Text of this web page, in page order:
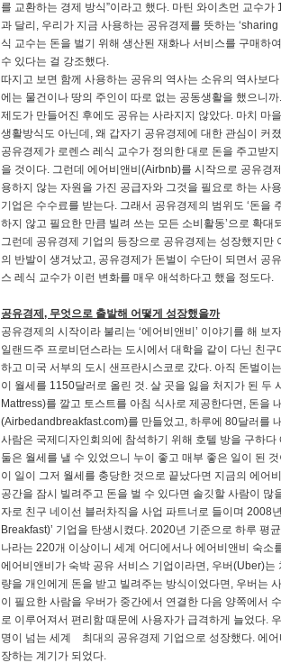
를 교환하는 경제 방식”이라고 했다. 마틴 와이츠먼 교수
과 달리, 우리가 지금 사용하는 공유경제를 뜻하는
식 교수는 돈을 벌기 위해 생산된 재화나 서비스를 구매하
수 있다는 걸 강조했다.
따지고 보면 함께 사용하는 공유의 역사는 소유의 역사보
에는 물건이나 땅의 주인이 따로 없는 공동생활을 했으니
제도가 만들어진 후에도 공유는 사라지지 않았다. 마치 마
생활방식도 아닌데, 왜 갑자기 공유경제에 대한 관심이 커
공유경제가 로렌스 레식 교수가 정의한 대로 돈을 주고받
을 것이다. 그런데 에어비앤비(Airbnb)를 시작으로 공유경
용하지 않는 자원을 가진 공급자와 그것을 필요로 하는 사
기업은 수수료를 받는다. 그래서 공유경제의 범위도 ‘돈을
하지 않고 필요한 만큼 빌려 쓰는 모든 소비활동’으로 확대
그런데 공유경제 기업의 등장으로 공유경제는 성장했지
의 반발이 생겨났고, 공유경제가 돈벌이 수단이 되면서 공
스 레식 교수가 이런 변화를 매우 애석하다고 했을 정도다.
공유경제, 무엇으로 출발해 어떻게 성장했을까
공유경제의 시작이라 불리는 ‘에어비앤비’ 이야기를 해
일랜드주 프로비던스라는 도시에서 대학을 같이 다닌 친
하고 미국 서부의 도시 샌프란시스코로 갔다. 아직 돈벌이
이 월세를 1150달러로 올린 것. 살 곳을 잃을 처지가 된 두
Mattress)를 깔고 토스트를 아침 식사로 제공한다면, 돈을
(Airbedandbreakfast.com)를 만들었고, 하루에 80달러를
사람은 국제디자인회의에 참석하기 위해 호텔 방을 구하
둘은 월세를 낼 수 있었으니 누이 좋고 매부 좋은 일이 된
이 일이 그저 월세를 충당한 것으로 끝났다면 지금의 에어
공간을 잠시 빌려주고 돈을 벌 수 있다면 솔깃할 사람이
자로 친구 네이선 블러차직을 사업 파트너로 들이며 2008
Breakfast)’ 기업을 탄생시켰다. 2020년 기준으로 하루 평
나라는 220개 이상이니 세계 어디에서나 에어비앤비 숙소
에어비앤비가 숙박 공유 서비스 기업이라면, 우버(Uber)
량을 개인에게 돈을 받고 빌려주는 방식이었다면, 우버는
이 필요한 사람을 우버가 중간에서 연결한 다음 양쪽에서
로 이루어져서 편리함 때문에 사용자가 급격하게 늘었다.
명이 넘는 세계 최대의 공유경제 기업으로 성장했다. 에
장하는 계기가 되었다.